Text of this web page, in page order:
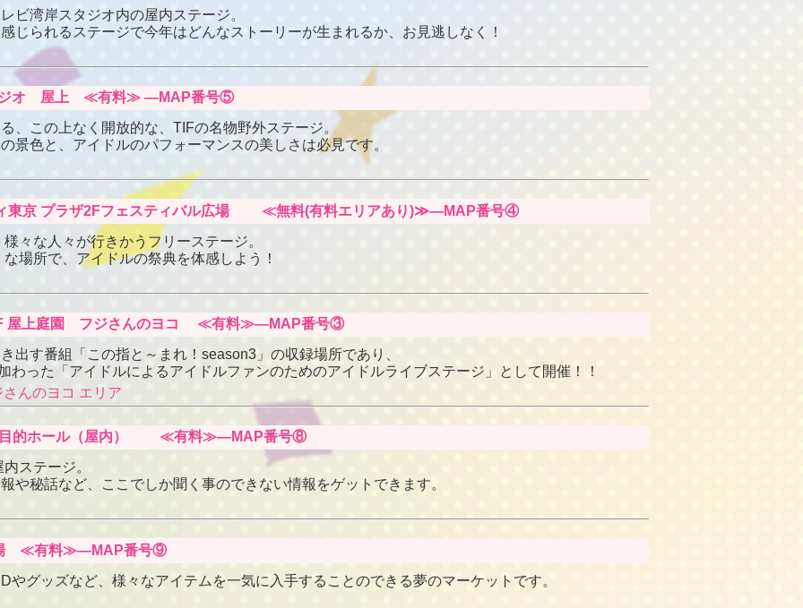
ビ湾岸スタジオ内の屋内ステージ。
じられるステージで今年はどんなストーリーが生まれるか、お見逃しなく！
ジオ 屋上 ≪有料≫ ―MAP番号⑤
、この上なく開放的な、TIFの名物野外ステージ。
景色と、アイドルのパフォーマンスの美しさは必見です。
東京 プラザ2Fフェスティバル広場 ≪無料(有料エリアあり)≫―MAP番号④
々な人々が行きかうフリーステージ。
場所で、アイドルの祭典を体感しよう！
屋上庭園 フジさんのヨコ ≪有料≫―MAP番号③
出す番組「この指と～まれ！season3」の収録場所であり、
わった「アイドルによるアイドルファンのためのアイドルライブステージ」として開催！！
んのヨコ エリア
目的ホール（屋内） ≪有料≫―MAP番号⑧
ステージ。
や秘話など、ここでしか聞く事のできない情報をゲットできます。
場 ≪有料≫―MAP番号⑨
やグッズなど、様々なアイテムを一気に入手することのできる夢のマーケットです。